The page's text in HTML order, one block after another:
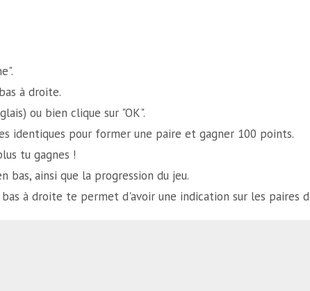
à droite.
ou bien clique sur "OK".
identiques pour former une paire et gagner 100 points.
tu gagnes !
bas, ainsi que la progression du jeu.
à droite te permet d'avoir une indication sur les paires